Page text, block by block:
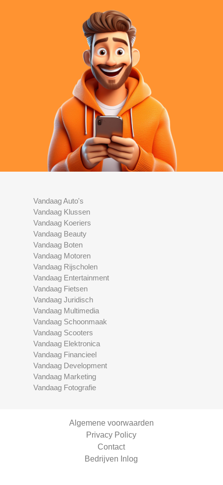
Vandaag Auto's
Vandaag Klussen
Vandaag Koeriers
Vandaag Beauty
Vandaag Boten
Vandaag Motoren
Vandaag Rijscholen
Vandaag Entertainment
Vandaag Fietsen
Vandaag Juridisch
Vandaag Multimedia
Vandaag Schoonmaak
Vandaag Scooters
Vandaag Elektronica
Vandaag Financieel
Vandaag Development
Vandaag Marketing
Vandaag Fotografie
Algemene voorwaarden
Privacy Policy
Contact
Bedrijven Inlog